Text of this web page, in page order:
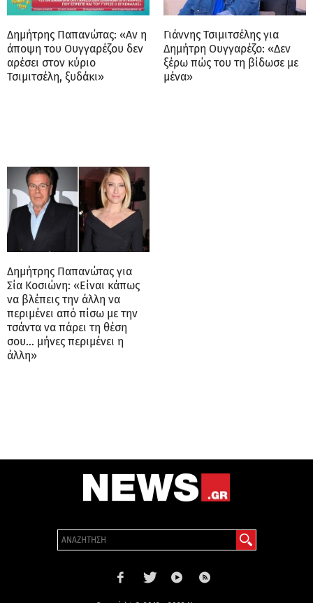
Δημήτρης Παπανώτας: «Αν η
άποψη του Ουγγαρέζου δεν
αρέσει στον κύριο
Τσιμιτσέλη, ξυδάκι»
Γιάννης Τσιμιτσέλης για
Δημήτρη Ουγγαρέζο: «Δεν
ξέρω πώς του τη βίδωσε με
μένα»
Δημήτρης Παπανώτας για
Σία Κοσιώνη: «Είναι κάπως
να βλέπεις την άλλη να
περιμένει από πίσω με την
τσάντα να πάρει τη θέση
σου… μήνες περιμένει η
άλλη»